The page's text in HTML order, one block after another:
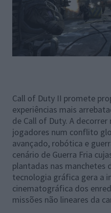
Call of Duty II promete
experiências mais
de Call of Duty. A
jogadores num conflito
avançado, robótica e
cenário de Guerra Fria
plantadas nas manchetes
tecnologia gráfica gera a
cinematográfica dos
missões não lineares da